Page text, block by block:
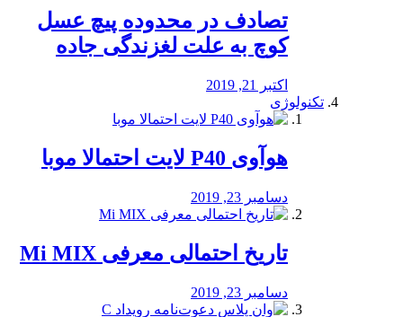
تصادف در محدوده پیچ عسل
کوچ به علت لغزندگی جاده
اکتبر 21, 2019
تکنولوژی
هوآوی P40 لایت احتمالا موبا
دسامبر 23, 2019
تاریخ احتمالی معرفی Mi MIX
دسامبر 23, 2019